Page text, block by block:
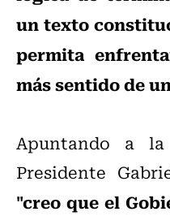
un texto
permita
más sentido de
Apuntando a
Presidente
"creo que el